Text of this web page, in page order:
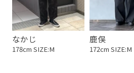
なかじ
178cm SIZE:M
鹿俣
172cm SIZE:M